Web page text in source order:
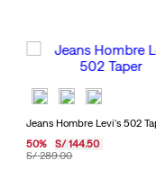
Jeans Hombre Levi's 502
S/ 289.00
50% S/ 144.50